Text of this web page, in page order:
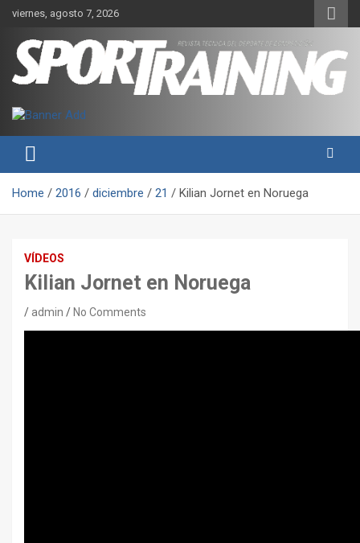
Skip
content
viernes, agosto 7, 2026
Revista técnica del deporte
Sport Training
rendimiento, nutrición y entrenamiento.
Home 2016 diciembre 21 Kilian Jornet en Noruega
VÍDEOS
Kilian Jornet en Noruega
admin No Comments